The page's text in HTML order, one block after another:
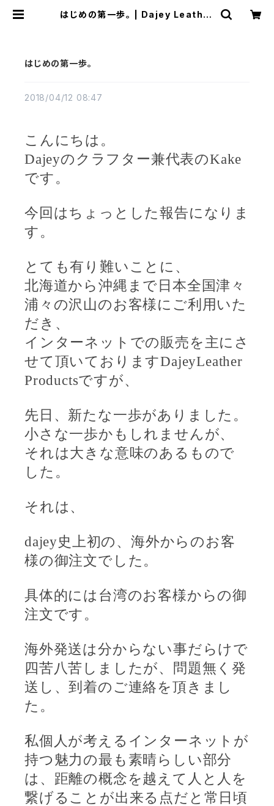
はじめの第一歩。 | Dajey Leather
はじめの第一歩。
2018/04/12 08:47
こんにちは。
Dajeyのクラフター兼代表のKake
です。
今回はちょっとした報告になりま
す。
とても有り難いことに、
北海道から沖縄まで日本全国津々
浦々の沢山のお客様にご利用いた
だき、
インターネットでの販売を主にさ
せて頂いておりますDajeyLeather
Productsですが、
先日、新たな一歩がありました。
小さな一歩かもしれませんが、
それは大きな意味のあるもので
した。
それは、
dajey史上初の、海外からのお客
様の御注文でした。
具体的には台湾のお客様からの御
注文です。
海外発送は分からない事だらけで
四苦八苦しましたが、問題無く発
送し、到着のご連絡を頂きまし
た。
私個人が考えるインターネットが
持つ魅力の最も素晴らしい部分
は、距離の概念を越えて人と人を
繋げることが出来る点だと常日頃